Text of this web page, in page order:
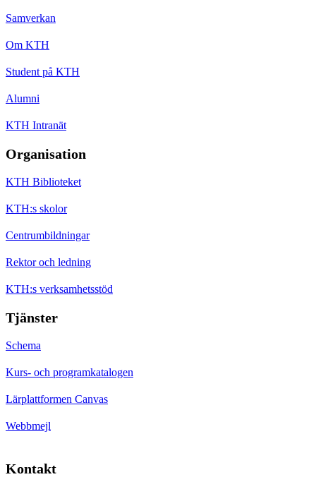
Samverkan
Om KTH
Student på KTH
Alumni
KTH Intranät
Organisation
KTH Biblioteket
KTH:s skolor
Centrumbildningar
Rektor och ledning
KTH:s verksamhetsstöd
Tjänster
Schema
Kurs- och programkatalogen
Lärplattformen Canvas
Webbmejl
Kontakt